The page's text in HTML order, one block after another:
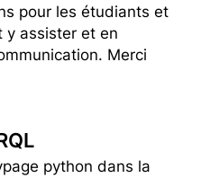
pour les étudiants et
y assister et en
Merci
python dans la